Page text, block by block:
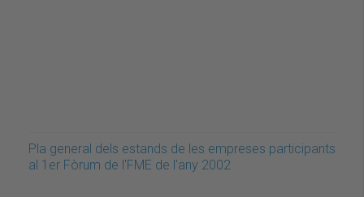
Pla general dels estands de les empreses participants
al 1er Fòrum de l'FME de l'any 2002